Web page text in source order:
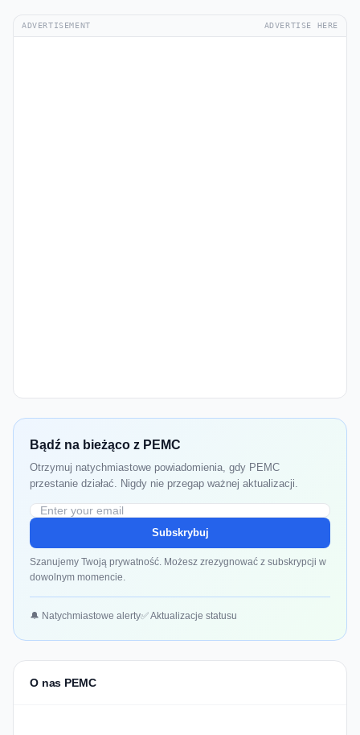
ADVERTISEMENT ADVERTISE HERE
Bądź na bieżąco z PEMC
Otrzymuj natychmiastowe powiadomienia, gdy PEMC
przestanie działać. Nigdy nie przegap ważnej aktualizacji.
Subskrybuj
Szanujemy Twoją prywatność. Możesz zrezygnować z subskrypcji w
dowolnym momencie.
🔔 Natychmiastowe alerty✅ Aktualizacje statusu
O nas PEMC